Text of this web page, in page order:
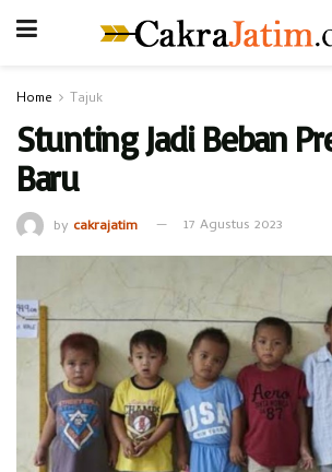
Home Tajuk
Stunting Jadi Beban
Baru
by cakrajatim 17 Agustus 2023